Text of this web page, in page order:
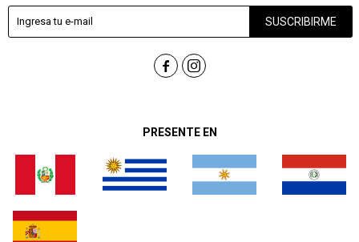
PRESENTE EN
SUSCRIBIRME
 